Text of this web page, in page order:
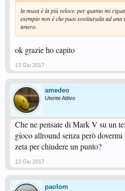
la musa è la più veloce. per quanto mi
esempio non è che puoi sostituruila ad una
tenero.
ok grazie ho capito
13 Giu 2017
amedeo
Utente Attivo
Che ne pensate di Mark V su un
gioco allround senza però
zeta per chiudere un punto?
13 Giu 2017
paolom